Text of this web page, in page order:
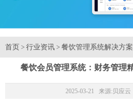
首页 > 行业资讯 > 餐饮管理系统解决方案
餐饮会员管理系统：财务管理
2025-03-21 来源: 贝应云